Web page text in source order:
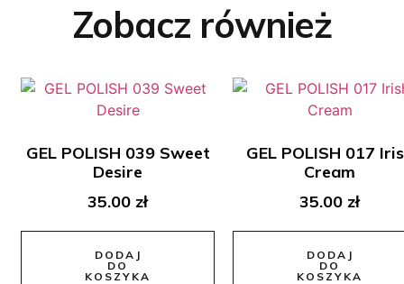
Zobacz również
GEL POLISH 039 Sweet
Desire
35.00 zł
DODAJ
DO
KOSZYKA
GEL POLISH 017
Cream
35.00 zł
DODAJ
DO
KOSZYKA